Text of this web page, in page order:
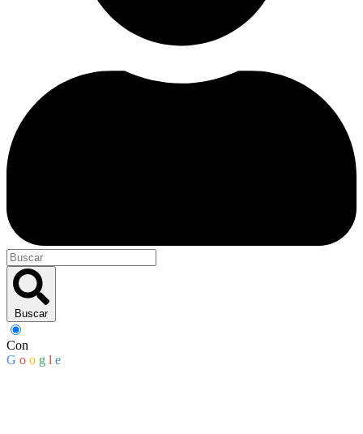
Buscar
Con
G o o g l e